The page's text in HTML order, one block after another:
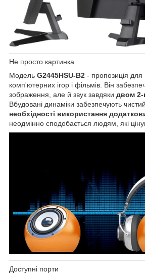
Не просто картинка
Модель G2445HSU-B2 - пропозиція для
комп'ютерних ігор і фільмів. Він
зображення, але й звук завдяки двом 2-
Вбудовані динаміки забезпечують
необхідності використання
неодмінно сподобається людям, які
Доступні порти